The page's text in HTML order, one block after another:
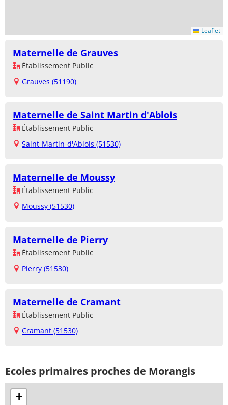
Leaflet
Maternelle de Grauves
Établissement Public
Grauves (51190)
Maternelle de Saint Martin d'Ablois
Établissement Public
Saint-Martin-d'Ablois (51530)
Maternelle de Moussy
Établissement Public
Moussy (51530)
Maternelle de Pierry
Établissement Public
Pierry (51530)
Maternelle de Cramant
Établissement Public
Cramant (51530)
Ecoles primaires proches de Morangis
+